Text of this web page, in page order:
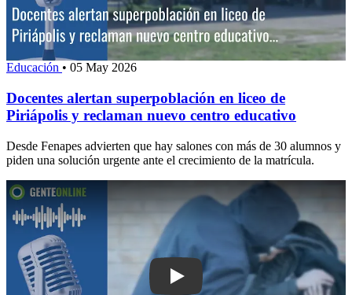
Educación • 05 May 2026
Docentes alertan superpoblación en liceo de
Piriápolis y reclaman nuevo centro educativo
Desde Fenapes advierten que hay salones con más de 30 alumnos y
piden una solución urgente ante el crecimiento de la matrícula.
Play: Madre denunció públicamente